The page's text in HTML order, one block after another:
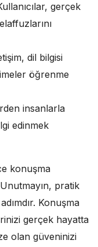
gerçek
dil bilgisi
öğrenme
insanlarla
edinmek
konuşma
pratik
Konuşma
gerçek hayatta
olan güveninizi